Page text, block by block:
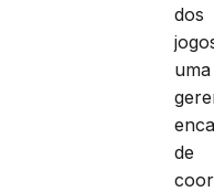
dos
uma
de